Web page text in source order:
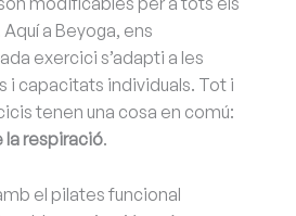
a Beyoga, ens
exercici s’adapti a les
i capacitats individuals. Tot i
tenen una cosa en comú:
la respiració.
el pilates funcional